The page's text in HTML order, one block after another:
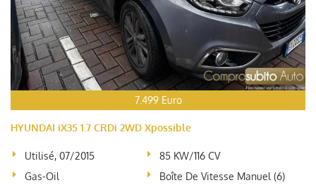
7.499 Euro
HYUNDAI iX35 1.7 CRDi 2WD Xpossible
Utilisé, 07/2015
85 KW/116 CV
Gas-Oil
Boîte De Vitesse Manuel (6)